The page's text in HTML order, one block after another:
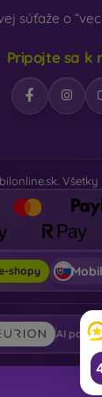
FOON
z
súťaže o
Pripojte sa k
Všetky
shopy
AI